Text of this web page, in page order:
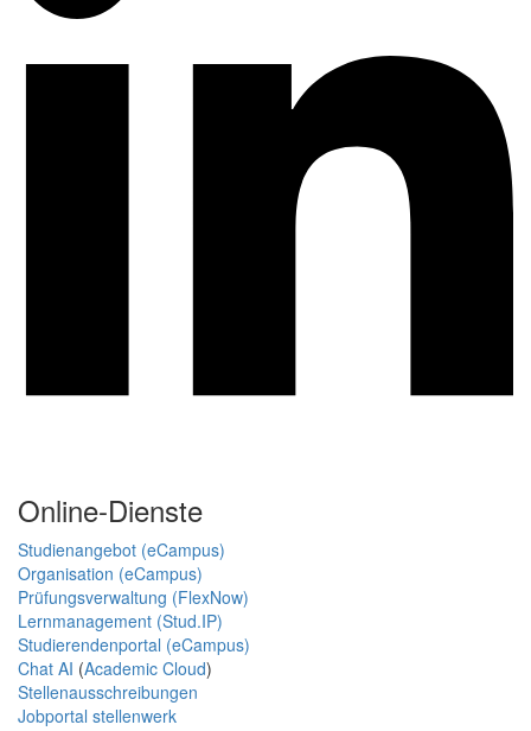
Online-Dienste
Studienangebot (eCampus)
Organisation (eCampus)
Prüfungsverwaltung (FlexNow)
Lernmanagement (Stud.IP)
Studierendenportal (eCampus)
Chat AI (Academic Cloud)
Stellenausschreibungen
Jobportal stellenwerk